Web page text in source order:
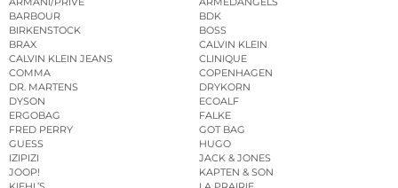
BARBOUR
BDK
BIRKENSTOCK
BOSS
BRAX
CALVIN KLEIN
CALVIN KLEIN JEANS
CLINIQUE
COMMA
COPENHAGEN
DR. MARTENS
DRYKORN
DYSON
ECOALF
ERGOBAG
FALKE
FRED PERRY
GOT BAG
GUESS
HUGO
IZIPIZI
JACK & JONES
JOOP!
KAPTEN & SON